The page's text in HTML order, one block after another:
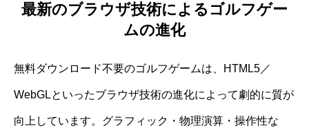
最新のブラウザ技術によるゴルフゲー
ムの進化
無料ダウンロード不要のゴルフゲームは、HTML5／
WebGLといったブラウザ技術の進化によって劇的に質が
向上しています。グラフィック・物理演算・操作性な